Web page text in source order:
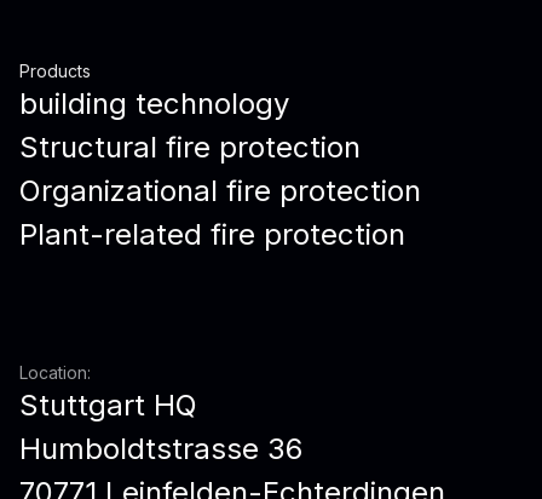
Products
building technology
Structural fire protection
Organizational fire protection
Plant-related fire protection
Location:
Stuttgart HQ
Humboldtstrasse 36